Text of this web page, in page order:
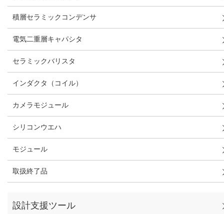
積層セラミックコンデンサ
電気二重層キャパシタ
セラミックバリスタ
インダクタ（コイル）
カメラモジュール
シリコンウエハ
モジュール
取扱終了品
設計支援ツール